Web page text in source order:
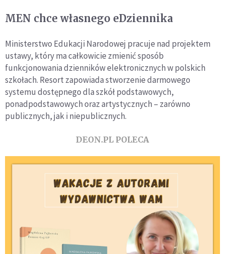
MEN chce własnego eDziennika
Ministerstwo Edukacji Narodowej pracuje nad projektem
ustawy, który ma całkowicie zmienić sposób
funkcjonowania dzienników elektronicznych w polskich
szkołach. Resort zapowiada stworzenie darmowego
systemu dostępnego dla szkół podstawowych,
ponadpodstawowych oraz artystycznych – zarówno
publicznych, jak i niepublicznych.
DEON.PL POLECA